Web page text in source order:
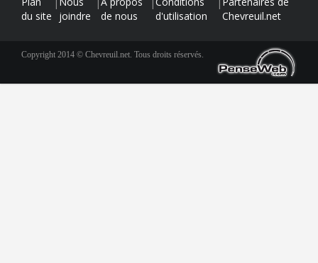
du site
joindre
de nous
d'utilisation
Chevreuil.net
Copyright 2014 © Chevreuil.net. Tous droits réservés.